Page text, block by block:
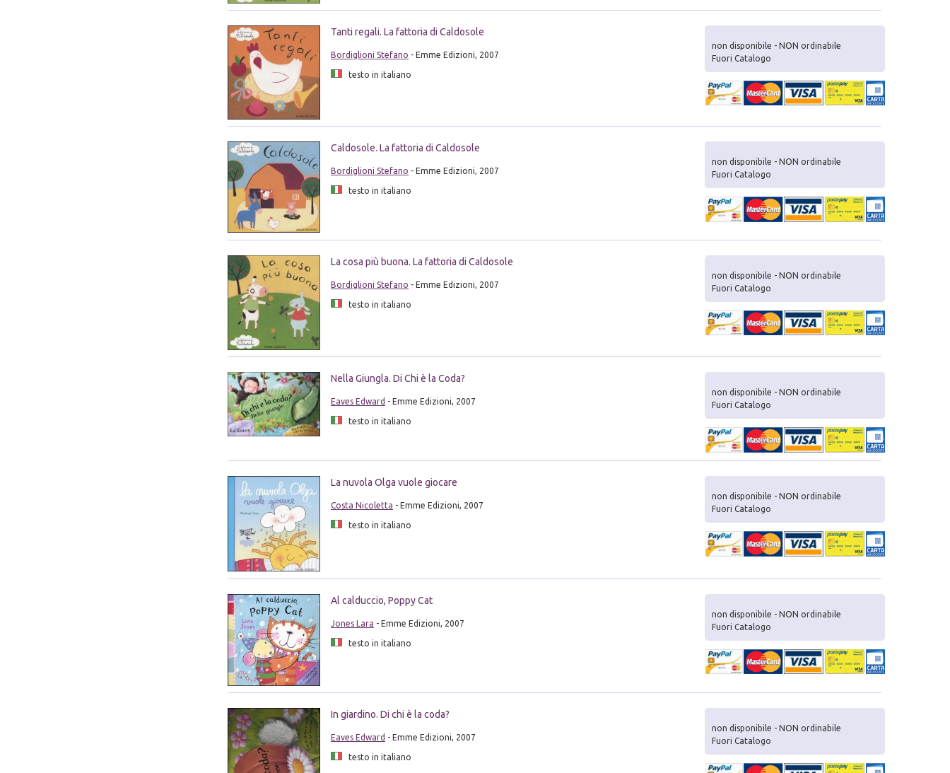
Tanti regali. La fattoria di Caldosole
Bordiglioni Stefano - Emme Edizioni, 2007
testo in italiano
non disponibile - NON ordinabile
Fuori Catalogo
Caldosole. La fattoria di Caldosole
Bordiglioni Stefano - Emme Edizioni, 2007
testo in italiano
non disponibile - NON ordinabile
Fuori Catalogo
La cosa più buona. La fattoria di Caldosole
Bordiglioni Stefano - Emme Edizioni, 2007
testo in italiano
non disponibile - NON ordinabile
Fuori Catalogo
Nella Giungla. Di Chi è la Coda?
Eaves Edward - Emme Edizioni, 2007
testo in italiano
non disponibile - NON ordinabile
Fuori Catalogo
La nuvola Olga vuole giocare
Costa Nicoletta - Emme Edizioni, 2007
testo in italiano
non disponibile - NON ordinabile
Fuori Catalogo
Al calduccio, Poppy Cat
Jones Lara - Emme Edizioni, 2007
testo in italiano
non disponibile - NON ordinabile
Fuori Catalogo
In giardino. Di chi è la coda?
Eaves Edward - Emme Edizioni, 2007
testo in italiano
non disponibile - NON ordinabile
Fuori Catalogo